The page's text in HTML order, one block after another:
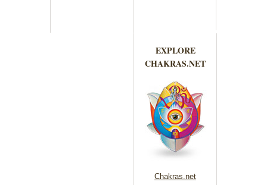
EXPLORE
CHAKRAS.NET
Chakras.net